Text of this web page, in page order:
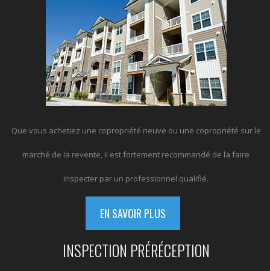
Que vous achetiez une copropriété neuve ou une copropriété sur le
marché de la revente, il est fortement recommandé de la faire
inspecter par un professionnel qualifié.
EN SAVOIR PLUS
INSPECTION PRÉRÉCEPTION